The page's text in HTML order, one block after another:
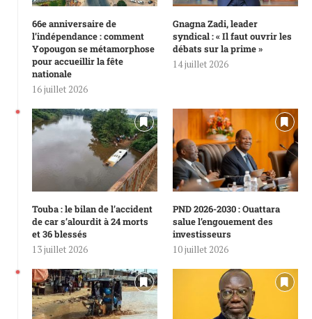
66e anniversaire de
l’indépendance : comment
Yopougon se métamorphose
pour accueillir la fête
nationale
16 juillet 2026
Gnagna Zadi, leader
syndical : « Il faut ouvrir les
débats sur la prime »
14 juillet 2026
Touba : le bilan de l’accident
de car s’alourdit à 24 morts
et 36 blessés
13 juillet 2026
PND 2026-2030 : Ouattara
salue l’engouement des
investisseurs
10 juillet 2026